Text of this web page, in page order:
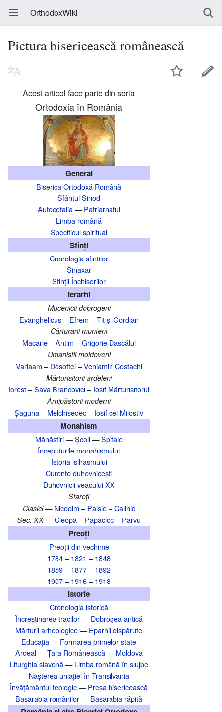
OrthodoxWiki
Pictura bisericească românească
Acest articol face parte din seria
Ortodoxia în România
General
Biserica Ortodoxă Română
Sfântul Sinod
Autocefalia—Patriarhatul
Limba română
Specificul spiritual
Sfinți
Cronologia sfinților
Sinaxar
Sfinții Închisorilor
Ierarhi
Mucenicii dobrogeni
Evanghelicus– Efrem –Tit și Gordian
Cărturarii munteni
Macarie–Antim –Grigorie Dascălul
Umaniștii moldoveni
Varlaam – Dosoftei–Veniamin Costachi
Mărturisitorii ardeleni
Iorest–Sava Brancovici– Iosif Mărturisitorul
Arhipăstorii moderni
Șaguna– Melchisedec– Iosif cel Milostiv
Monahism
Mănăstiri—Școli—Spitale
Începuturile monahismului
Istoria isihasmului
Curente duhovnicești
Duhovnicii veacului XX
Stareți
Clasici — Nicodim – Paisie–Calinic
Sec. XX — Cleopa– Papacioc– Pârvu
Preoți
Preoții din vechime
1784– 1821 – 1848
1859– 1877– 1892
1907– 1916– 1918
Istorie
Cronologia istorică
Încreștinarea tracilor—Dobrogea antică
Mărturii arheologice—Eparhii dispărute
Educația—Formarea primelor state
Ardeal—Țara Românească—Moldova
Liturghia slavonă—Limba română în slujbe
Nașterea uniației în Transilvania‎
Învățământul teologic—Presa bisericească
Basarabia românilor—Basarabia răpită